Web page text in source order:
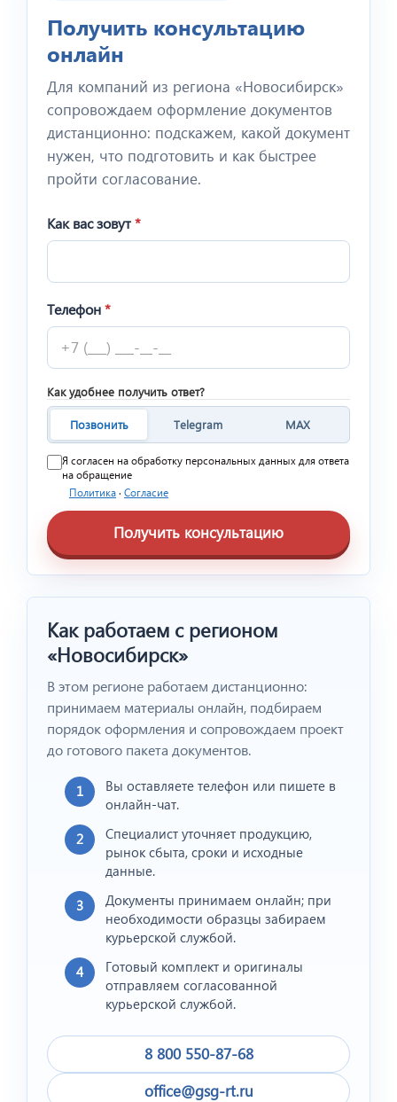
Получить консультацию
онлайн
Для компаний из региона «Новосибирск»
сопровождаем оформление документов
дистанционно: подскажем, какой документ
нужен, что подготовить и как быстрее
пройти согласование.
Как вас зовут*
Телефон*
Как удобнее получить ответ?
Позвонить Telegram MAX
Я согласен на обработку персональных данных для ответа
на обращение
Политика · Согласие
Получить консультацию
Как работаем с регионом
«Новосибирск»
В этом регионе работаем дистанционно:
принимаем материалы онлайн, подбираем
порядок оформления и сопровождаем проект
до готового пакета документов.
1
Вы оставляете телефон или пишете в
онлайн-чат.
2
Специалист уточняет продукцию,
рынок сбыта, сроки и исходные
данные.
3
Документы принимаем онлайн; при
необходимости образцы забираем
курьерской службой.
4
Готовый комплект и оригиналы
отправляем согласованной
курьерской службой.
8 800 550-87-68
office@gsg-rt.ru